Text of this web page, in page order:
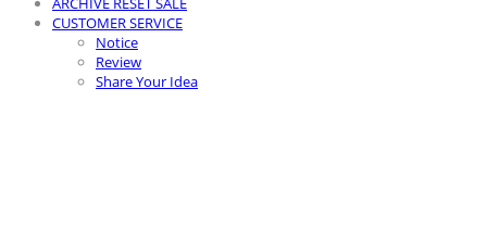
CUSTOMER SERVICE
Notice
Review
Share Your Idea